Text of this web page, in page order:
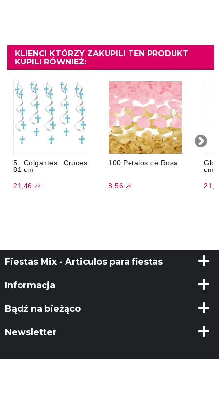
KLIENCI KTÓRZY ZAKUPILI TEN PRODUKT
KUPILI RÓWNIEŻ:
5 Colgantes Cruces
81 cm
21,46 zł
100 Petalos de Rosa
8,56 zł
cm
Fiestas Mix - Articulos para fiestas
Informacja
Bądź na bieżąco
Newsletter